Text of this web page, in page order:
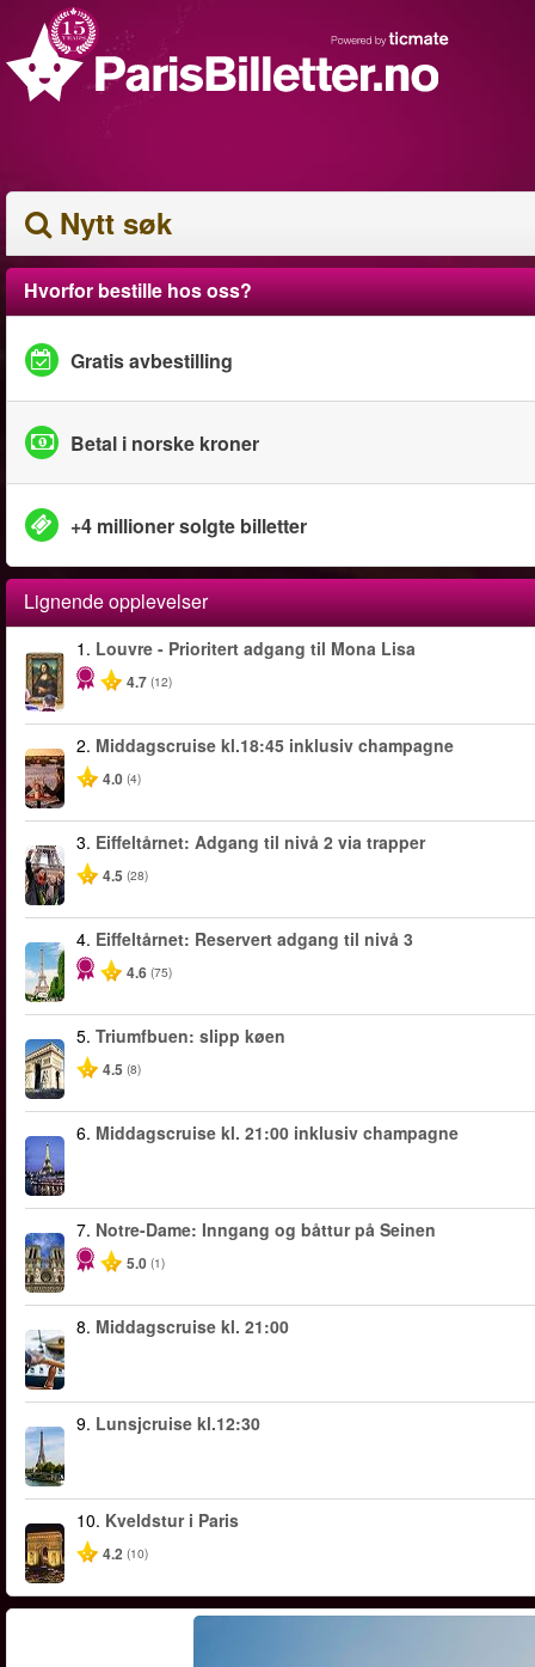
Nytt søk
Hvorfor bestille hos oss?
Gratis avbestilling
Betal i norske kroner
+4 millioner solgte billetter
Lignende opplevelser
1. Louvre - Prioritert adgang til Mona Lisa
4.7 (12)
2. Middagscruise kl.18:45 inklusiv champagne
4.0 (4)
3. Eiffeltårnet: Adgang til nivå 2 via trapper
4.5 (28)
4. Eiffeltårnet: Reservert adgang til nivå 3
4.6 (75)
5. Triumfbuen: slipp køen
4.5 (8)
6. Middagscruise kl. 21:00 inklusiv champagne
7. Notre-Dame: Inngang og båttur på Seinen
5.0 (1)
8. Middagscruise kl. 21:00
9. Lunsjcruise kl.12:30
10. Kveldstur i Paris
4.2 (10)